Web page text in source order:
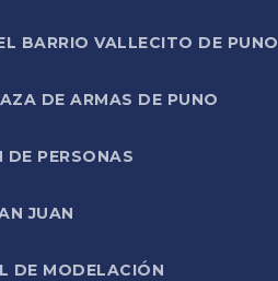
BARRIO VALLECITO DE PUNO
DE ARMAS DE PUNO
PERSONAS
JUAN
DE MODELACIÓN